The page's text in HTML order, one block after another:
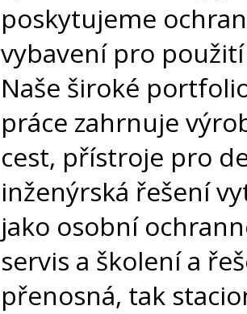
poskytujeme
vybavení pro
Naše široké
práce zahrnuje
cest, přístroje pro
inženýrská řešení
jako osobní
servis a školení a
přenosná, tak